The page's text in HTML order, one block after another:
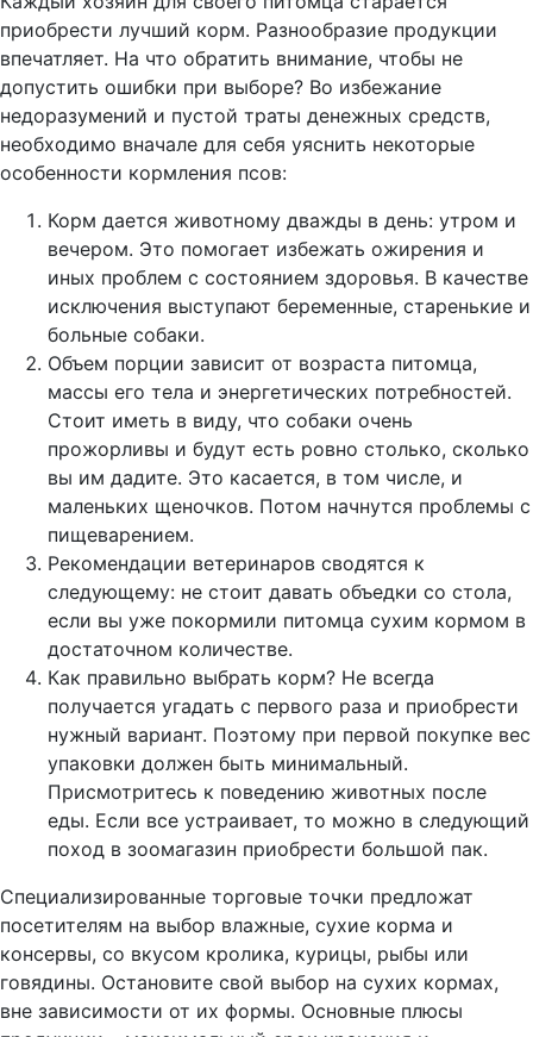
приобрести лучший корм. Разнообразие продукции
впечатляет. На что обратить внимание, чтобы не
допустить ошибки при выборе? Во избежание
недоразумений и пустой траты денежных средств,
необходимо вначале для себя уяснить некоторые
особенности кормления псов:
Корм дается животному дважды в день: утром и
вечером. Это помогает избежать ожирения и
иных проблем с состоянием здоровья. В качестве
исключения выступают беременные, старенькие и
больные собаки.
Объем порции зависит от возраста питомца,
массы его тела и энергетических потребностей.
Стоит иметь в виду, что собаки очень
прожорливы и будут есть ровно столько, сколько
вы им дадите. Это касается, в том числе, и
маленьких щеночков. Потом начнутся проблемы с
пищеварением.
Рекомендации ветеринаров сводятся к
следующему: не стоит давать объедки со стола,
если вы уже покормили питомца сухим кормом в
достаточном количестве.
Как правильно выбрать корм? Не всегда
получается угадать с первого раза и приобрести
нужный вариант. Поэтому при первой покупке вес
упаковки должен быть минимальный.
Присмотритесь к поведению животных после
еды. Если все устраивает, то можно в следующий
поход в зоомагазин приобрести большой пак.
Специализированные торговые точки предложат
посетителям на выбор влажные, сухие корма и
консервы, со вкусом кролика, курицы, рыбы или
говядины. Остановите свой выбор на сухих кормах,
вне зависимости от их формы. Основные плюсы